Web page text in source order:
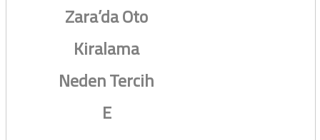
Zara’da Oto
Kiralama
Neden Tercih
E